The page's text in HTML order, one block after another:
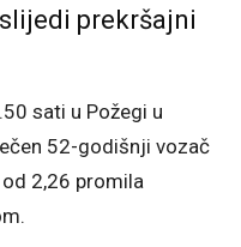
prekršajni
sati u Požegi u
52-godišnji vozač
2,26 promila